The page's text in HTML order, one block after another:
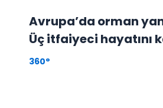
Avrupa’da orman
Üç itfaiyeci hayatını
360°